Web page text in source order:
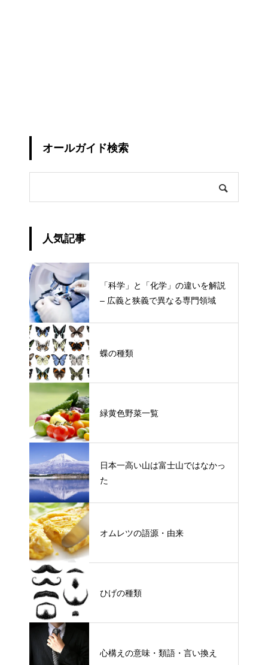
オールガイド検索
人気記事
「科学」と「化学」の違いを解説
– 広義と狭義で異なる専門領域
蝶の種類
緑黄色野菜一覧
日本一高い山は富士山ではなかっ
た
オムレツの語源・由来
ひげの種類
心構えの意味・類語・言い換え